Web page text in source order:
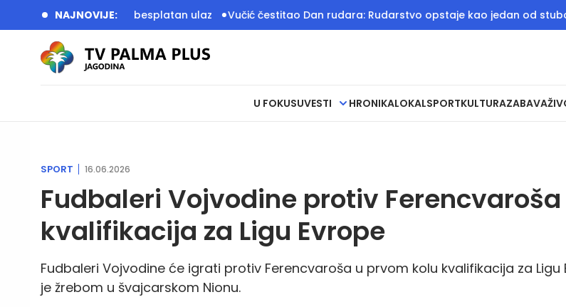
NAJNOVIJE:
u ponedeljak besplatan ulaz Vučić čestitao Dan rudara: Rudarstvo opstaje kao jedan od stubova
U FOKUSUVESTI HRONIKALOKALSPORTKULTURAZABAVA
SPORT 16.06.2026
Fudbaleri Vojvodine protiv Ferencvaroša
kvalifikacija za Ligu Evrope
Fudbaleri Vojvodine će igrati protiv Ferencvaroša u prvom kolu kvalifikacija za Ligu
je žrebom u švajcarskom Nionu.